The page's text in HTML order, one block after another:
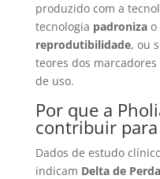
produzido com a
tecnologia padronizao
reprodutibilidade, ou
teores dos
de uso.
Por que a
contribuir para
Dados de estudo
indicam Delta de